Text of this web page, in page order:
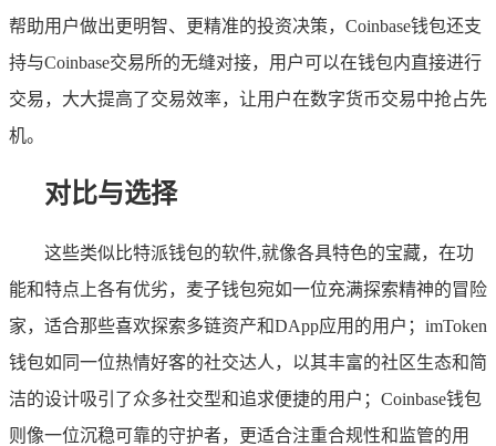
帮助用户做出更明智、更精准的投资决策，Coinbase钱包还支
持与Coinbase交易所的无缝对接，用户可以在钱包内直接进行
交易，大大提高了交易效率，让用户在数字货币交易中抢占先
机。
对比与选择
这些类似比特派钱包的软件,就像各具特色的宝藏，在功
能和特点上各有优劣，麦子钱包宛如一位充满探索精神的冒险
家，适合那些喜欢探索多链资产和DApp应用的用户；imToken
钱包如同一位热情好客的社交达人，以其丰富的社区生态和简
洁的设计吸引了众多社交型和追求便捷的用户；Coinbase钱包
则像一位沉稳可靠的守护者，更适合注重合规性和监管的用